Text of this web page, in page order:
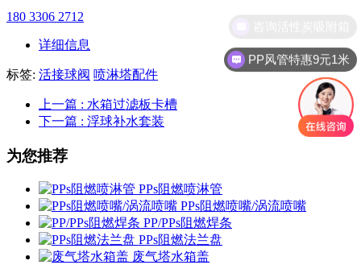
180 3306 2712
详细信息
标签: 活接球阀 喷淋塔配件
上一篇 : 水箱过滤板卡槽
下一篇 : 浮球补水套装
为您推荐
PPs阻燃喷淋管
PPs阻燃喷嘴/涡流喷嘴
PP/PPs阻燃焊条
PPs阻燃法兰盘
废气塔水箱盖
PP风管特惠9元1米